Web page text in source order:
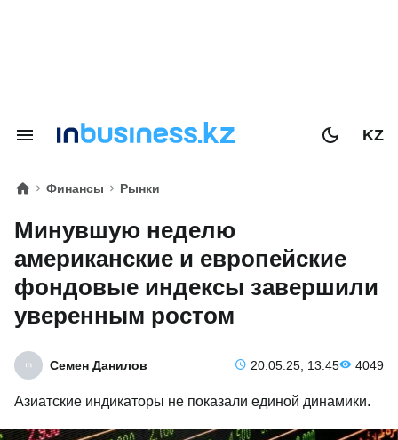
KZ
Финансы Рынки
Минувшую неделю
американские и европейские
фондовые индексы завершили
уверенным ростом
Семен Данилов 20.05.25, 13:45 4049
​Азиатские индикаторы не показали единой динамики.